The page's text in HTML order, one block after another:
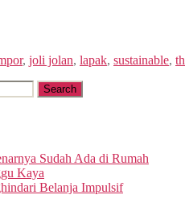
, joli jolan, lapak, sustainable,
Sudah Ada di Rumah
Kaya
Belanja Impulsif